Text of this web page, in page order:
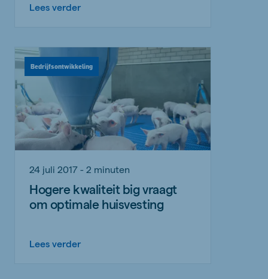
Lees verder
Bedrijfsontwikkeling
24 juli 2017 - 2 minuten
Hogere kwaliteit big vraagt
om optimale huisvesting
Lees verder